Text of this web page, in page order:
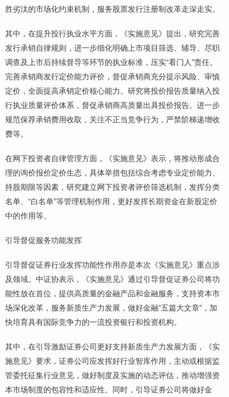
胜劣汰的市场化约束机制，服务股票发行注册制改革走深走实。
其中，在提升投行执业水平方面，《实施意见》提出，研究完善
发行承销自律规则，进一步细化明确上市项目筛选、辅导、尽职
调查及上市后持续督导等环节的执业标准，压实“看门人”责任。
完善承销商发行定价能力评价，督促承销商充分提示风险、审慎
定价，全面提高承销定价核心能力。研究将投价报告质量纳入投
行执业质量评价体系，督促承销商高质量出具投价报告。进一步
规范保荐承销费用收取，关注不正当竞争行为，严禁阶梯递增收
费等。
在网下投资者自律管理方面，《实施意见》表示，将推动形成合
理的询价报价定价生态，具体举措包括综合考虑专业定价能力、
持股期限等因素，研究建立网下投资者评价筛选机制，发挥分类
名单、“白名单”等管理机制作用，更好发挥长期资金在新股定价
中的作用等。
引导督促服务功能发挥
引导督促证券行业发挥功能性作用亦是本次《实施意见》重点涉
及领域。中证协表示，《实施意见》通过引导督促证券公司将功
能性放在首位，提供高质量的金融产品和金融服务，支持资本市
场深化改革，服务新质生产力发展，做好金融“五篇大文章”，加
快培育具有国际竞争力的一流投资银行和投资机构。
其中，在引导激励证券公司更好支持新质生产力发展方面，《实
施意见》要求，证券公司应发挥好行业智库作用，主动或根据监
管委托征集行业意见，做好制度及实施的动态评估，推动增强资
本市场制度的包容性和适应性。同时，引导证券公司将做好金